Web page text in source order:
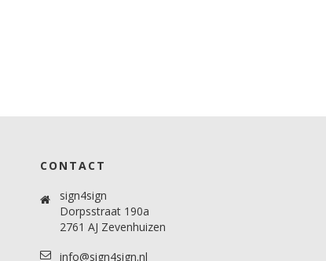
CONTACT
sign4sign
Dorpsstraat 190a
2761 AJ Zevenhuizen
info@sign4sign.nl